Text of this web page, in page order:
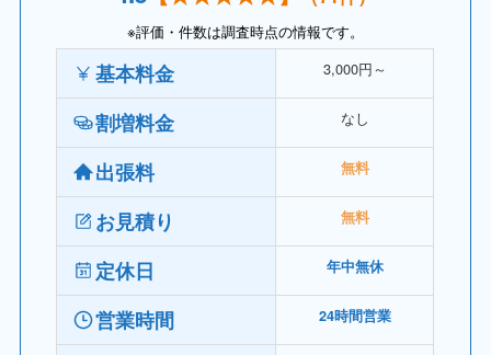
※評価・件数は調査時点の情報です。
基本料金 3,000円～
割増料金 なし
出張料 無料
お見積り 無料
定休日 年中無休
営業時間 24時間営業